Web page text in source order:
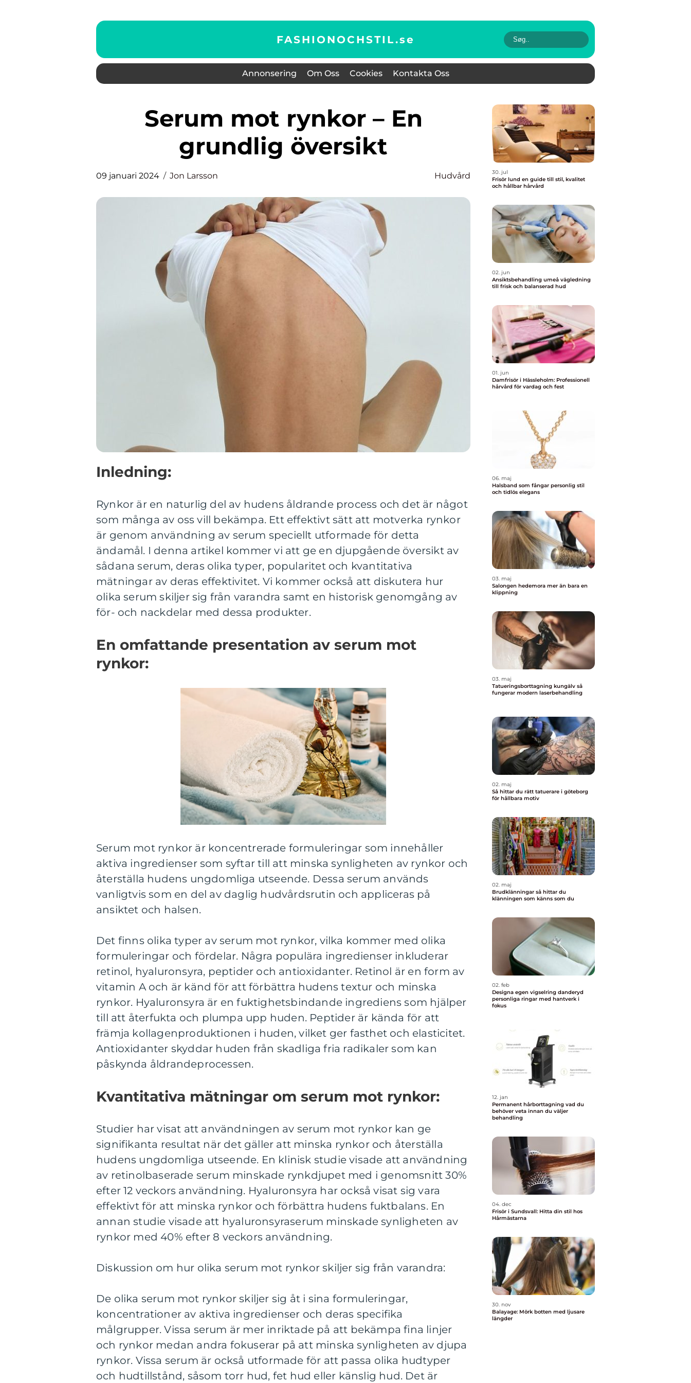
FASHIONOCHSTIL.se
Annonsering Om Oss Cookies Kontakta Oss
Serum mot rynkor – En
grundlig översikt
09 januari 2024 Jon Larsson Hudvård
Inledning:
Rynkor är en naturlig del av hudens åldrande process och det är något
som många av oss vill bekämpa. Ett effektivt sätt att motverka rynkor
är genom användning av serum speciellt utformade för detta
ändamål. I denna artikel kommer vi att ge en djupgående översikt av
sådana serum, deras olika typer, popularitet och kvantitativa
mätningar av deras effektivitet. Vi kommer också att diskutera hur
olika serum skiljer sig från varandra samt en historisk genomgång av
för- och nackdelar med dessa produkter.
En omfattande presentation av serum mot
rynkor:
Serum mot rynkor är koncentrerade formuleringar som innehåller
aktiva ingredienser som syftar till att minska synligheten av rynkor och
återställa hudens ungdomliga utseende. Dessa serum används
vanligtvis som en del av daglig hudvårdsrutin och appliceras på
ansiktet och halsen.
Det finns olika typer av serum mot rynkor, vilka kommer med olika
formuleringar och fördelar. Några populära ingredienser inkluderar
retinol, hyaluronsyra, peptider och antioxidanter. Retinol är en form av
vitamin A och är känd för att förbättra hudens textur och minska
rynkor. Hyaluronsyra är en fuktighetsbindande ingrediens som hjälper
till att återfukta och plumpa upp huden. Peptider är kända för att
främja kollagenproduktionen i huden, vilket ger fasthet och elasticitet.
Antioxidanter skyddar huden från skadliga fria radikaler som kan
påskynda åldrandeprocessen.
Kvantitativa mätningar om serum mot rynkor:
Studier har visat att användningen av serum mot rynkor kan ge
signifikanta resultat när det gäller att minska rynkor och återställa
hudens ungdomliga utseende. En klinisk studie visade att användning
av retinolbaserade serum minskade rynkdjupet med i genomsnitt 30%
efter 12 veckors användning. Hyaluronsyra har också visat sig vara
effektivt för att minska rynkor och förbättra hudens fuktbalans. En
annan studie visade att hyaluronsyraserum minskade synligheten av
rynkor med 40% efter 8 veckors användning.
Diskussion om hur olika serum mot rynkor skiljer sig från varandra:
De olika serum mot rynkor skiljer sig åt i sina formuleringar,
koncentrationer av aktiva ingredienser och deras specifika
målgrupper. Vissa serum är mer inriktade på att bekämpa fina linjer
och rynkor medan andra fokuserar på att minska synligheten av djupa
rynkor. Vissa serum är också utformade för att passa olika hudtyper
och hudtillstånd, såsom torr hud, fet hud eller känslig hud. Det är
30. jul
Frisör lund en guide till stil, kvalitet
och hållbar hårvård
02. jun
Ansiktsbehandling umeå vägledning
till frisk och balanserad hud
01. jun
Damfrisör i Hässleholm: Professionell
hårvård för vardag och fest
06. maj
Halsband som fångar personlig stil
och tidlös elegans
03. maj
Salongen hedemora mer än bara en
klippning
03. maj
Tatueringsborttagning kungälv så
fungerar modern laserbehandling
02. maj
Så hittar du rätt tatuerare i göteborg
för hållbara motiv
02. maj
Brudklänningar så hittar du
klänningen som känns som du
02. feb
Designa egen vigselring danderyd
personliga ringar med hantverk i
fokus
12. jan
Permanent hårborttagning vad du
behöver veta innan du väljer
behandling
04. dec
Frisör i Sundsvall: Hitta din stil hos
Hårmästarna
30. nov
Balayage: Mörk botten med ljusare
längder